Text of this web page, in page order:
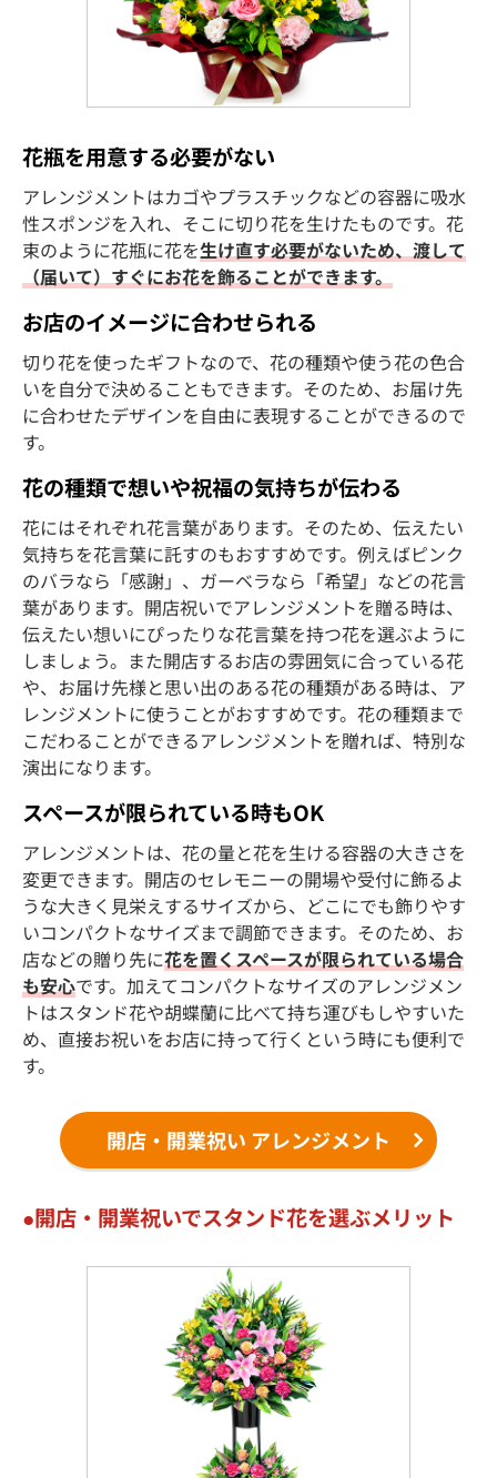
花瓶を用意する必要がない
アレンジメントはカゴやプラスチックなどの容器に吸水
性スポンジを入れ、そこに切り花を生けたものです。花
束のように花瓶に花を生け直す必要がないため、渡して
（届いて）すぐにお花を飾ることができます。
お店のイメージに合わせられる
切り花を使ったギフトなので、花の種類や使う花の色合
いを自分で決めることもできます。そのため、お届け先
に合わせたデザインを自由に表現することができるので
す。
花の種類で想いや祝福の気持ちが伝わる
花にはそれぞれ花言葉があります。そのため、伝えたい
気持ちを花言葉に託すのもおすすめです。例えばピンク
のバラなら「感謝」、ガーベラなら「希望」などの花言
葉があります。開店祝いでアレンジメントを贈る時は、
伝えたい想いにぴったりな花言葉を持つ花を選ぶように
しましょう。また開店するお店の雰囲気に合っている花
や、お届け先様と思い出のある花の種類がある時は、ア
レンジメントに使うことがおすすめです。花の種類まで
こだわることができるアレンジメントを贈れば、特別な
演出になります。
スペースが限られている時もOK
アレンジメントは、花の量と花を生ける容器の大きさを
変更できます。開店のセレモニーの開場や受付に飾るよ
うな大きく見栄えするサイズから、どこにでも飾りやす
いコンパクトなサイズまで調節できます。そのため、お
店などの贈り先に花を置くスペースが限られている場合
も安心です。加えてコンパクトなサイズのアレンジメン
トはスタンド花や胡蝶蘭に比べて持ち運びもしやすいた
め、直接お祝いをお店に持って行くという時にも便利で
す。
開店・開業祝い アレンジメント
開店・開業祝いでスタンド花を選ぶメリット